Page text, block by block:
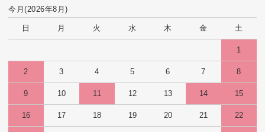
今月(2026年8月)
日 月 火 水 木 金 土
1
2 3 4 5 6 7 8
9 10 11 12 13 14 15
16 17 18 19 20 21 22